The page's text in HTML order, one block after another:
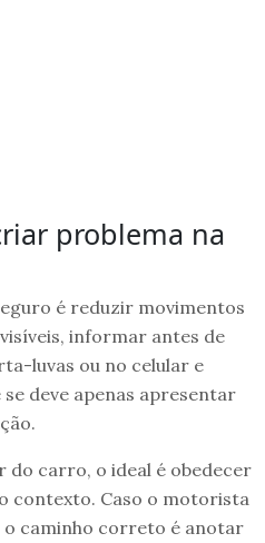
problema na
é reduzir movimentos
informar antes de
luvas ou no celular e
deve apenas apresentar
do carro, o ideal é obedecer
contexto. Caso o motorista
o caminho correto é anotar